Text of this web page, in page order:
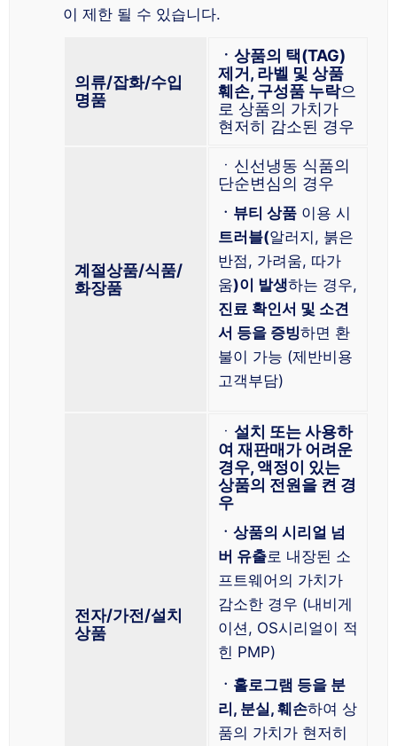
이 제한 될 수 있습니다.
의류/잡화/수입
명품
ㆍ상품의 택(TAG)
제거, 라벨 및 상품
훼손, 구성품 누락으
로 상품의 가치가
현저히 감소된 경우
계절상품/식품/
화장품
ㆍ신선냉동 식품의
단순변심의 경우
ㆍ뷰티 상품 이용 시
트러블(알러지, 붉은
반점, 가려움, 따가
움)이 발생하는 경우,
진료 확인서 및 소견
서 등을 증빙하면 환
불이 가능 (제반비용
고객부담)
전자/가전/설치
상품
ㆍ 설치 또는 사용하
여 재판매가 어려운
경우, 액정이 있는
상품의 전원을 켠 경
우
ㆍ상품의 시리얼 넘
버 유출로 내장된 소
프트웨어의 가치가
감소한 경우 (내비게
이션, OS시리얼이 적
힌 PMP)
ㆍ홀로그램 등을 분
리, 분실, 훼손하여 상
품의 가치가 현저히